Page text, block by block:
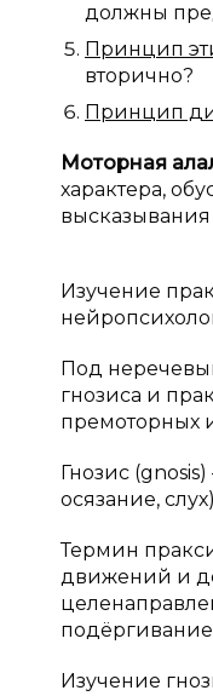
должны
Принцип
вторично?
Принцип
Моторная
характера,
Изучение
Под
гнозиса и
премоторных
Гнозис
осязание,
Термин
движений и
Изучение